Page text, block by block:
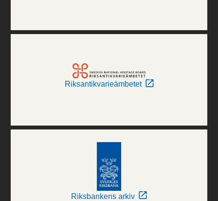
Riksantikvarieämbetet
Riksbankens arkiv